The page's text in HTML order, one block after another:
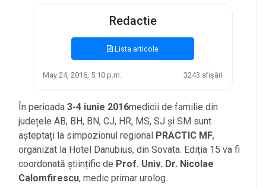
Redactie
Lista articole
May 24, 2016, 5:10 p.m. 3243 afișări
În perioada 3-4 iunie 2016medicii de familie din
județele AB, BH, BN, CJ, HR, MS, SJ și SM sunt
așteptați la simpozionul regional PRACTIC MF,
organizat la Hotel Danubius, din Sovata. Ediția 15 va fi
coordonată științific de Prof. Univ. Dr. Nicolae
Calomfirescu, medic primar urolog.